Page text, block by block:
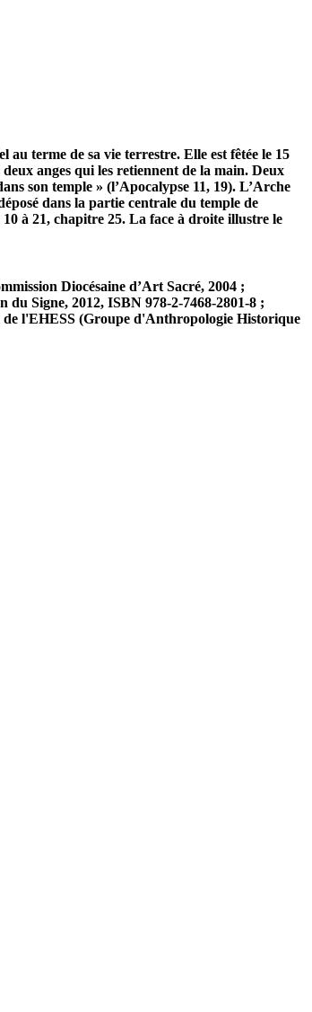
terme de sa vie terrestre. Elle est fêtée le 15
anges qui les retiennent de la main. Deux
son temple » (l’Apocalypse 11, 19). L’Arche
dans la partie centrale du temple de
à 21, chapitre 25. La face à droite illustre le
Diocésaine d’Art Sacré, 2004 ;
Signe, 2012, ISBN 978-2-7468-2801-8 ;
l'EHESS (Groupe d'Anthropologie Historique